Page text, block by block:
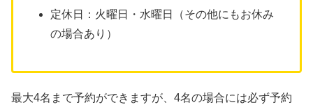
定休日：火曜日・水曜日（その他にもお休み
の場合あり）
最大4名まで予約ができますが、4名の場合には必ず予約